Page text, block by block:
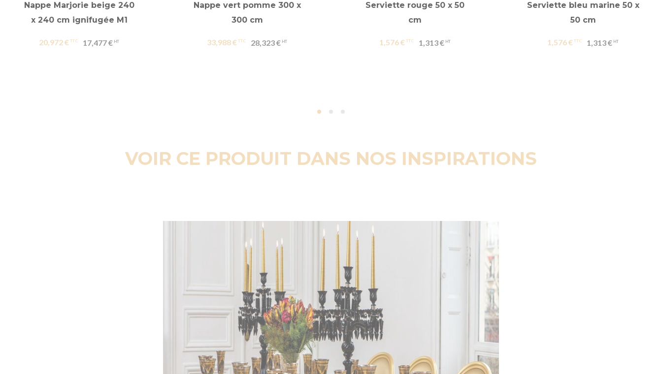
Nappe Marjorie beige 240
x 240 cm ignifugée M1
20,972 € 17,477 €
Nappe vert pomme 300 x
300 cm
33,988 € 28,323 €
Serviette rouge 50 x 50
cm
1,576 € 1,313 €
Serviette bleu marine 50 x
50 cm
1,576 € 1,313 €
VOIR CE PRODUIT DANS NOS INSPIRATIONS